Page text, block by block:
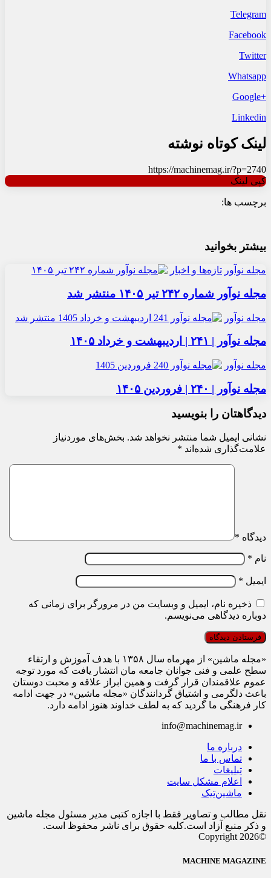
Telegram
Facebook
Twitter
Whatsapp
+Google
Linkedin
لینک کوتاه نوشته
https://machinemag.ir/?p=2740
کپی لینک
برچسب ها:
بیشتر بخوانید
مجله نوآور تازه‌ها و اخبار
مجله نوآور شماره ۲۴۲ تیر ۱۴۰۵ منتشر شد
مجله نوآور
مجله نوآور | ۲۴۱ | اردیبهشت و خرداد ۱۴۰۵
مجله نوآور
مجله نوآور | ۲۴۰ | فروردین ۱۴۰۵
دیدگاهتان را بنویسید
نشانی ایمیل شما منتشر نخواهد شد. بخش‌های موردنیاز
علامت‌گذاری شده‌اند *
دیدگاه *
نام *
ایمیل *
ذخیره نام، ایمیل و وبسایت من در مرورگر برای زمانی که
دوباره دیدگاهی می‌نویسم.
«مجله ماشین» از مهرماه سال ۱۳۵۸ با هدف آموزش و ارتقاء
سطح علمی و فنی جوانان جامعه مان انتشار یافت که مورد توجه
عموم علاقمندان قرار گرفت و همین ابراز علاقه و محبت دوستان
باعث دلگرمی و اشتیاق گردانندگان «مجله ماشین» در جهت ادامه
کار فرهنگی ما گردید که به لطف خداوند هنوز ادامه دارد.
info@machinemag.ir
درباره ما
تماس با ما
تبلیغات
اعلام مشکل سایت
ماشین‌تیک
نقل مطالب و تصاویر فقط با اجازه کتبی مدیر مسئول مجله ماشین
و ذکر منبع آزاد است.کلیه حقوق برای ناشر محفوظ است.
©Copyright 2026
MACHINE MAGAZINE